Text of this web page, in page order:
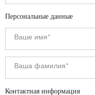
Персональные данные
Контактная информация